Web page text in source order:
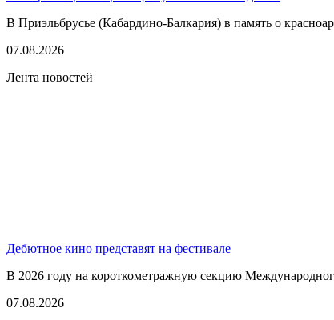
В Приэльбрусье (Кабардино-Балкария) в память о
07.08.2026
Лента новостей
Дебютное кино представят на фестивале
В 2026 году на короткометражную секцию
07.08.2026